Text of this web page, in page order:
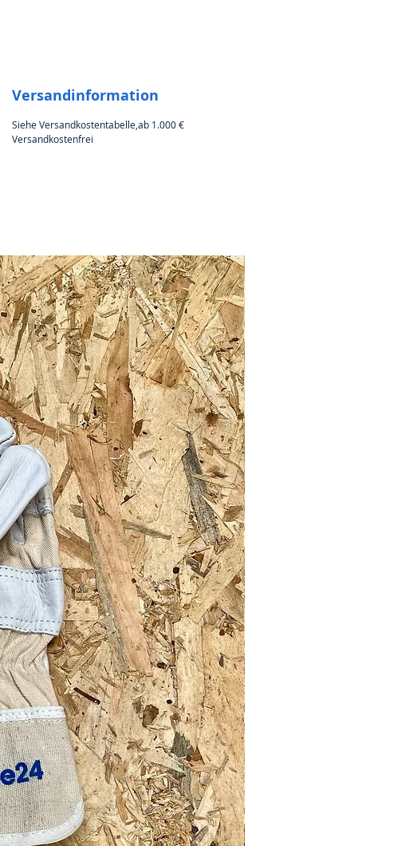
Versandinformation
Siehe Versandkostentabelle,ab 1.000 €
Versandkostenfrei